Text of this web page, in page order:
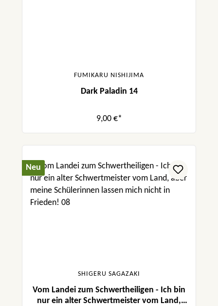
FUMIKARU NISHIJIMA
Dark Paladin 14
9,00 €*
Neu
SHIGERU SAGAZAKI
Vom Landei zum Schwertheiligen - Ich bin
nur ein alter Schwertmeister vom Land,